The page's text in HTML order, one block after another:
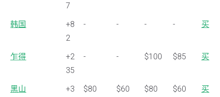
7
韩国
+8
2
- - - - 买
乍得
+2
35
- - $100 $85 买
黑山
+3
$80 $60 $80 $60 买